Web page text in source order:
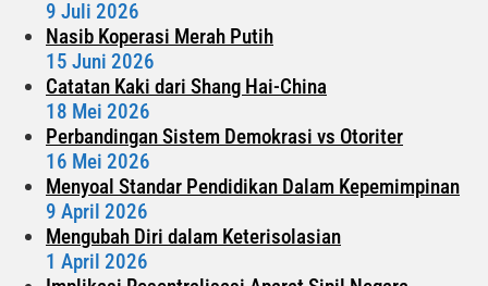
9 Juli 2026
Nasib Koperasi Merah Putih
15 Juni 2026
Catatan Kaki dari Shang Hai-China
18 Mei 2026
Perbandingan Sistem Demokrasi vs Otoriter
16 Mei 2026
Menyoal Standar Pendidikan Dalam Kepemimpinan
9 April 2026
Mengubah Diri dalam Keterisolasian
1 April 2026